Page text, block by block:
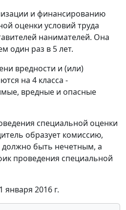
и финансированию
оценки условий труда
нанимателей. Она
один раз в 5 лет.
вредности и (или)
на 4 класса -
вредные и опасные
специальной оценки
образует комиссию,
должно быть нечетным, а
проведения специальной
января 2016 г.